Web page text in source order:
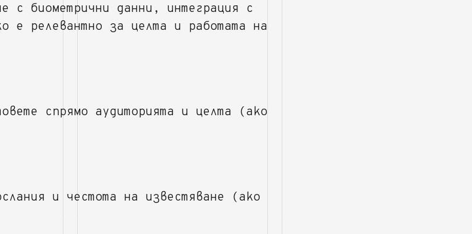
с биометрични данни, интеграция с
е релевантно за целта и работата на
спрямо аудиторията и целта (ако
и честота на известяване (ако